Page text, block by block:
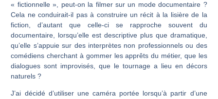
« fictionnelle », peut-on la filmer sur un mode documentaire ?
Cela ne conduirait-il pas à construire un récit à la lisière de la
fiction, d’autant que celle-ci se rapproche souvent du
documentaire, lorsqu’elle est des­criptive plus que dramatique,
qu’elle s’appuie sur des interprètes non professionnels ou des
comédiens cherchant à gommer les apprêts du métier, que les
dialogues sont impro­visés, que le tournage a lieu en décors
naturels ?
J’ai décidé d’utiliser une caméra portée lorsqu’à partir d’une